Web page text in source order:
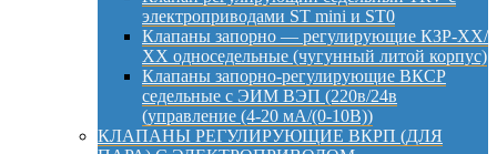
электроприводами ST mini и ST0
Клапаны запорно — регулирующие КЗР-ХХ/
ХХ односедельные (чугунный литой корпус)
Клапаны запорно-регулирующие ВКСР
седельные с ЭИМ ВЭП (220в/24в
(управление (4-20 мА/(0-10В))
КЛАПАНЫ РЕГУЛИРУЮЩИЕ ВКРП (ДЛЯ